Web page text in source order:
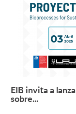
EIB invita a
sobre...